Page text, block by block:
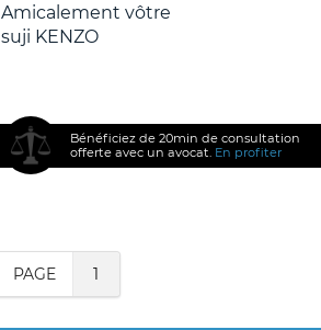
Amicalement vôtre
suji KENZO
Bénéficiez de 20min de consultation
offerte avec un avocat. En profiter
PAGE 1